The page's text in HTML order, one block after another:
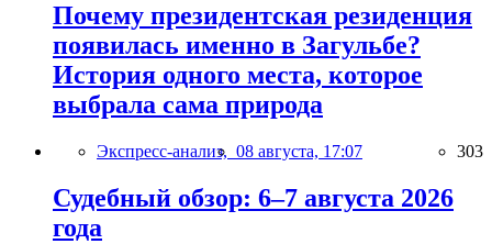
Почему президентская резиденция
появилась именно в Загульбе?
История одного места, которое
выбрала сама природа
Экспресс-анализ, 08 августа, 17:07 303
Судебный обзор: 6–7 августа 2026
года